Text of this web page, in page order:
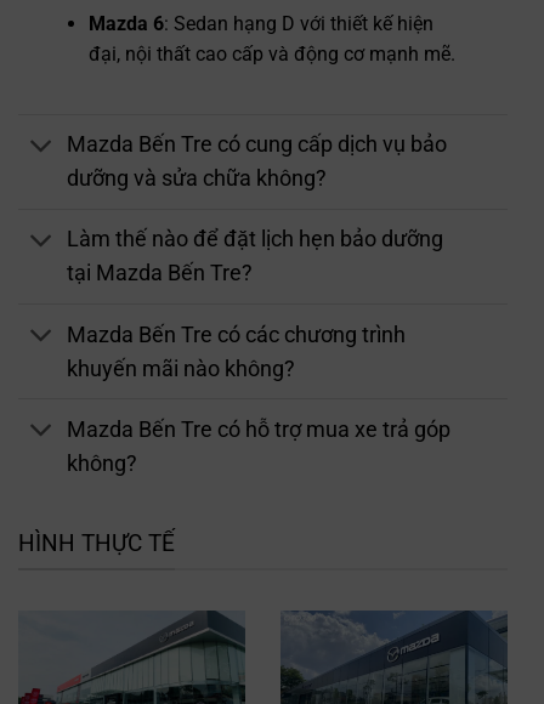
Mazda 6: Sedan hạng D với thiết kế hiện
đại, nội thất cao cấp và động cơ mạnh mẽ.
Mazda Bến Tre có cung cấp dịch vụ bảo
dưỡng và sửa chữa không?
Làm thế nào để đặt lịch hẹn bảo dưỡng
tại Mazda Bến Tre?
Mazda Bến Tre có các chương trình
khuyến mãi nào không?
Mazda Bến Tre có hỗ trợ mua xe trả góp
không?
HÌNH THỰC TẾ